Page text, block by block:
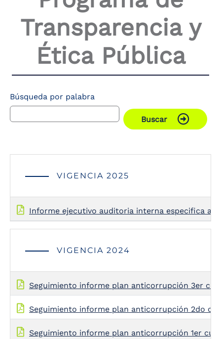
Transparencia y
Ética Pública
Búsqueda por palabra
Buscar
VIGENCIA 2025
Informe ejecutivo auditoria interna especifica al
VIGENCIA 2024
Seguimiento informe plan anticorrupción 3er
Seguimiento informe plan anticorrupción 2do
Seguimiento informe plan anticorrupción 1er